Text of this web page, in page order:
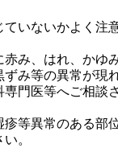
いないかよく注
赤み、はれ、かゆ
ずみ等の異常が現
専門医等へご相談
等異常のある部
。